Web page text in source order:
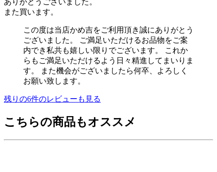
また買います。
この度は当店かめ吉をご利用頂き誠にありがとう
ございました。 ご満足いただけるお品物をご案
内でき私共も嬉しい限りでございます。 これか
らもご満足いただけるよう日々精進してまいりま
す。 また機会がございましたら何卒、よろしく
お願い致します。
残りの6件のレビューも見る
こちらの商品もオススメ